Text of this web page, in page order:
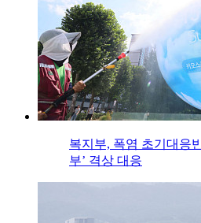
복지부, 폭염 초기대응
부’ 격상 대응